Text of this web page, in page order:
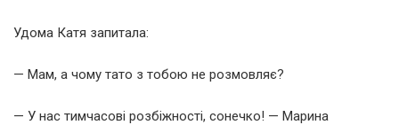
Удома Катя запитала:
— Мам, а чому тато з тобою не розмовляє?
— У нас тимчасові розбіжності, сонечко! — Марина